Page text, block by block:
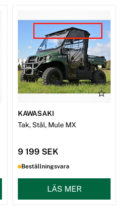
KAWASAKI
Tak, Stål, Mule MX
9 199 SEK
Beställningsvara
LÄS MER